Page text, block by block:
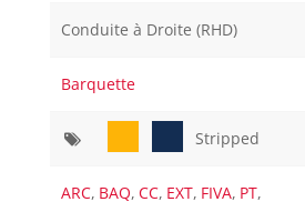
Conduite à Droite (RHD)
Barquette
Stripped
ARC, BAQ, CC, EXT, FIVA, PT,